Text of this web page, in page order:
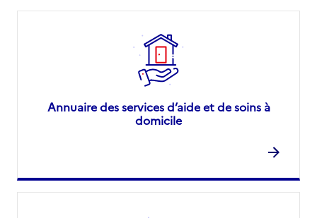
Annuaire des services d’aide et de soins à
domicile